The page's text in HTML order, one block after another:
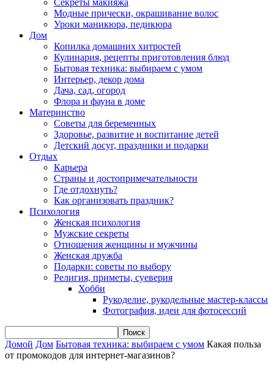
Секреты макияжа
Модные прически, окрашивание волос
Уроки маникюра, педикюра
Дом
Копилка домашних хитростей
Кулинария, рецепты приготовления блюд
Бытовая техника: выбираем с умом
Интерьер, декор дома
Дача, сад, огород
Флора и фауна в доме
Материнство
Советы для беременных
Здоровье, развитие и воспитание детей
Детский досуг, праздники и подарки
Отдых
Карьера
Страны и достопримечательности
Где отдохнуть?
Как организовать праздник?
Психология
Женская психология
Мужские секреты
Отношения женщины и мужчины
Женская дружба
Подарки: советы по выбору
Религия, приметы, суеверия
Хобби
Рукоделие, рукодельные мастер-классы
Фотография, идеи для фотосессий
Домой Дом Бытовая техника: выбираем с умом Какая польза
от промокодов для интернет-магазинов?